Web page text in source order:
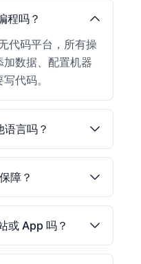
程吗？
代码平台，所有操
数据、配置机器
代码。
言吗？
障？
或 App 吗？